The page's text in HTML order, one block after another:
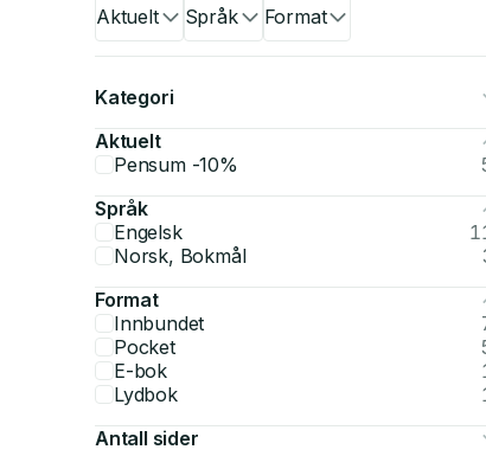
Aktuelt Språk Format
Kategori
Aktuelt
Pensum -10%
Språk
Engelsk
Norsk, Bokmål
Format
Innbundet
Pocket
E-bok
Lydbok
Antall sider